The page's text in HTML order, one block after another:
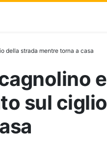
della strada mentre torna a casa
e
sul ciglio